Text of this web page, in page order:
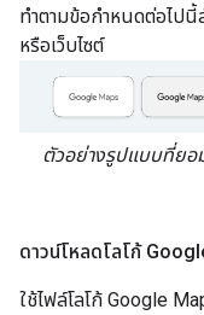
ทำตามข้อกำหนดต่อไปนี้
หรือเว็บไซต์
ตัวอย่างรูปแบบที่ยอ
ดาวน์โหลดโลโก้
ใช้ไฟล์โลโก้ Google